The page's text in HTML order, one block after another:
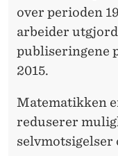
over perioden
arbeider
publiseringene
2015.
Matematikken
reduserer
selvmotsigelser